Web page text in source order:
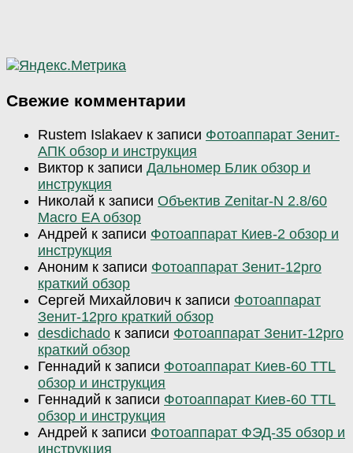
Свежие комментарии
Rustem Islakaev к записи Фотоаппарат Зенит-
АПК обзор и инструкция
Виктор к записи Дальномер Блик обзор и
инструкция
Николай к записи Объектив Zenitar-N 2.8/60
Macro EA обзор
Андрей к записи Фотоаппарат Киев-2 обзор и
инструкция
Аноним к записи Фотоаппарат Зенит-12pro
краткий обзор
Сергей Михайлович к записи Фотоаппарат
Зенит-12pro краткий обзор
desdichado к записи Фотоаппарат Зенит-12pro
краткий обзор
Геннадий к записи Фотоаппарат Киев-60 TTL
обзор и инструкция
Геннадий к записи Фотоаппарат Киев-60 TTL
обзор и инструкция
Андрей к записи Фотоаппарат ФЭД-35 обзор и
инструкция